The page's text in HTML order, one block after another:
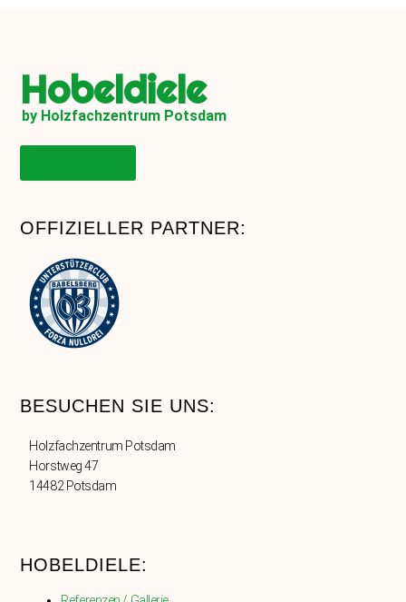
Hobeldiele
by Holzfachzentrum Potsdam
OFFIZIELLER PARTNER:
BESUCHEN SIE UNS:
Holzfachzentrum Potsdam
Horstweg 47
14482 Potsdam
HOBELDIELE: